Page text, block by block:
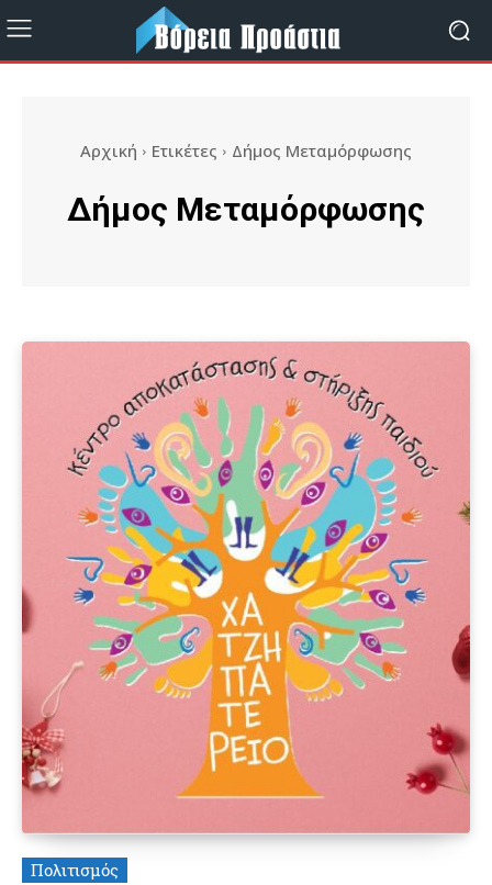
Αρχική Ετικέτες Δήμος Μεταμόρφωσης
Δήμος Μεταμόρφωσης
Πολιτισμός